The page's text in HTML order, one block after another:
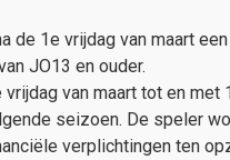
de 1e vrijdag van maart
JO13 en ouder.
van maart tot en
seizoen. De speler
verplichtingen ten